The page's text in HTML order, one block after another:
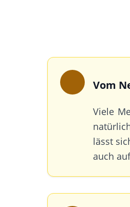
Vom
Viele
lässt
auch